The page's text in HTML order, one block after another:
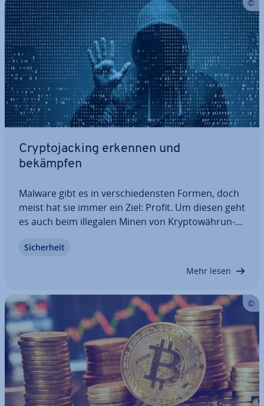
Cryp­to­jack­ing erkennen und
bekämpfen
Malware gibt es in ver­schie­dens­ten Formen, doch
meist hat sie immer ein Ziel: Profit. Um diesen geht
es auch beim illegalen Minen von Kryp­to­wäh­run­
werden in­fi­zier­te Geräte zweck­ent­frem­det, um
Si­cher­heit
Mehr lesen